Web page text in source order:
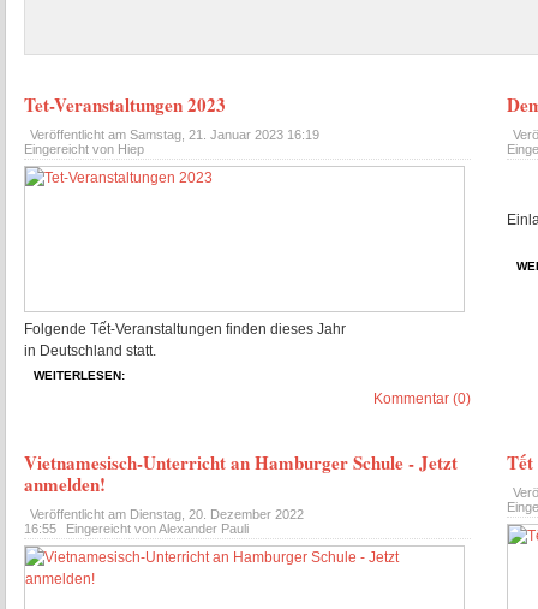
Tet-Veranstaltungen 2023
Veröffentlicht am Samstag, 21. Januar 2023 16:19
Eingereicht von Hiep
Folgende Tết-Veranstaltungen finden dieses Jahr
in Deutschland statt.
WEITERLESEN:
Kommentar (0)
Vietnamesisch-Unterricht an Hamburger Schule - Jetzt
anmelden!
Veröffentlicht am Dienstag, 20. Dezember 2022
16:55
Eingereicht von Alexander Pauli
Tết